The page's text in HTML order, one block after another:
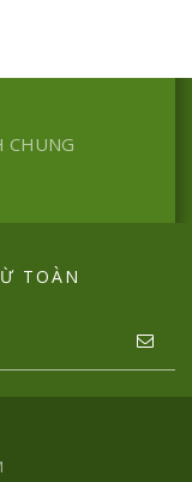
CHUNG
TOÀN